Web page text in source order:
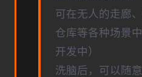
可在无人的走廊
仓库等各种场景
开发中）
洗脑后，可以随